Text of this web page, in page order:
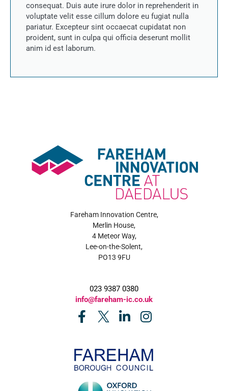
consequat. Duis aute irure dolor in reprehenderit in
voluptate velit esse cillum dolore eu fugiat nulla
pariatur. Excepteur sint occaecat cupidatat non
proident, sunt in culpa qui officia deserunt mollit
anim id est laborum.
Fareham Innovation Centre,
Merlin House,
4 Meteor Way,
Lee-on-the-Solent,
PO13 9FU
023 9387 0380
info@fareham-ic.co.uk